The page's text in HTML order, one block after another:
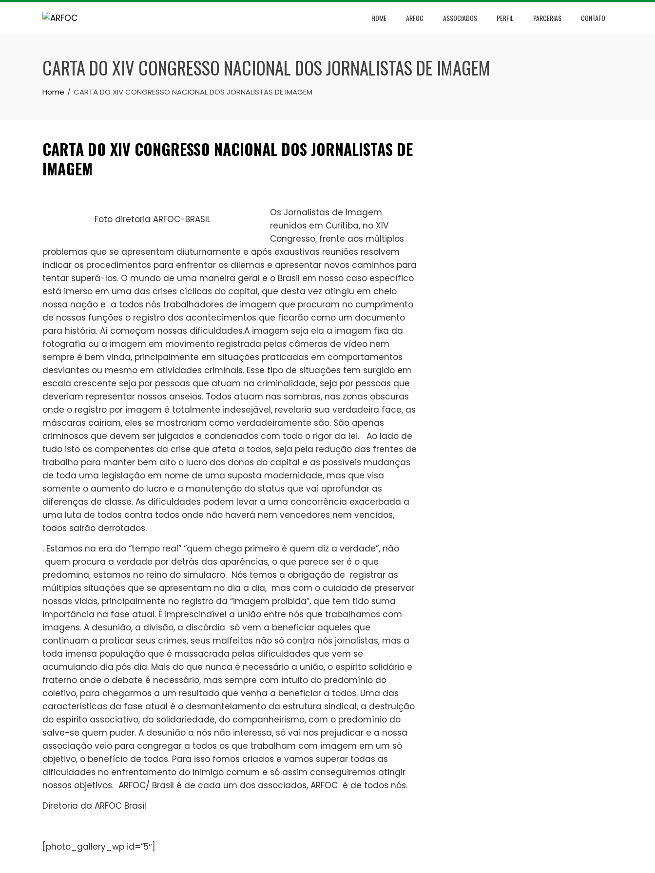
Skip
HOME ARFOC ASSOCIADOS PERFIL PARCERIAS CONTATO
CARTA DO XIV CONGRESSO NACIONAL DOS JORNALISTAS DE IMAGEM
Home CARTA DO XIV CONGRESSO NACIONAL DOS JORNALISTAS DE IMAGEM
CARTA DO XIV CONGRESSO NACIONAL DOS JORNALISTAS DE
IMAGEM
Foto diretoria ARFOC-BRASIL
Os Jornalistas de Imagem
reunidos em Curitiba, no XIV
Congresso, frente aos múltiplos
problemas que se apresentam diuturnamente e após exaustivas reuniões resolvem
indicar os procedimentos para enfrentar os dilemas e apresentar novos caminhos para
tentar superá-los. O mundo de uma maneira geral e o Brasil em nosso caso específico
está imerso em uma das crises cíclicas do capital, que desta vez atingiu em cheio
nossa nação e a todos nós trabalhadores de imagem que procuram no cumprimento
de nossas funções o registro dos acontecimentos que ficarão como um documento
para história. Aí começam nossas dificuldades.A imagem seja ela a imagem fixa da
fotografia ou a imagem em movimento registrada pelas câmeras de vídeo nem
sempre é bem vinda, principalmente em situações praticadas em comportamentos
desviantes ou mesmo em atividades criminais. Esse tipo de situações tem surgido em
escala crescente seja por pessoas que atuam na criminalidade, seja por pessoas que
deveriam representar nossos anseios. Todos atuam nas sombras, nas zonas obscuras
onde o registro por imagem é totalmente indesejável, revelaria sua verdadeira face, as
máscaras cairiam, eles se mostrariam como verdadeiramente são. São apenas
criminosos que devem ser julgados e condenados com todo o rigor da lei. Ao lado de
tudo isto os componentes da crise que afeta a todos, seja pela redução das frentes de
trabalho para manter bem alto o lucro dos donos do capital e as possíveis mudanças
de toda uma legislação em nome de uma suposta modernidade, mas que visa
somente o aumento do lucro e a manutenção do status que vai aprofundar as
diferenças de classe. As dificuldades podem levar a uma concorrência exacerbada a
uma luta de todos contra todos onde não haverá nem vencedores nem vencidos,
todos sairão derrotados.
. Estamos na era do “tempo real” “quem chega primeiro é quem diz a verdade”, não
quem procura a verdade por detrás das aparências, o que parece ser é o que
predomina, estamos no reino do simulacro. Nós temos a obrigação de registrar as
múltiplas situações que se apresentam no dia a dia, mas com o cuidado de preservar
nossas vidas, principalmente no registro da “imagem proibida”, que tem tido suma
importância na fase atual. É imprescindível a união entre nós que trabalhamos com
imagens. A desunião, a divisão, a discórdia só vem a beneficiar aqueles que
continuam a praticar seus crimes, seus malfeitos não só contra nós jornalistas, mas a
toda imensa população que é massacrada pelas dificuldades que vem se
acumulando dia pós dia. Mais do que nunca é necessário a união, o espírito solidário e
fraterno onde o debate é necessário, mas sempre com intuito do predomínio do
coletivo, para chegarmos a um resultado que venha a beneficiar a todos. Uma das
características da fase atual é o desmantelamento da estrutura sindical, a destruição
do espírito associativo, da solidariedade, do companheirismo, com o predomínio do
salve-se quem puder. A desunião a nós não interessa, só vai nos prejudicar e a nossa
associação veio para congregar a todos os que trabalham com imagem em um só
objetivo, o benefício de todos. Para isso fomos criados e vamos superar todas as
dificuldades no enfrentamento do inimigo comum e só assim conseguiremos atingir
nossos objetivos. ARFOC/ Brasil é de cada um dos associados, ARFOC é de todos nós.
Diretoria da ARFOC Brasil
[photo_gallery_wp id=”5″]